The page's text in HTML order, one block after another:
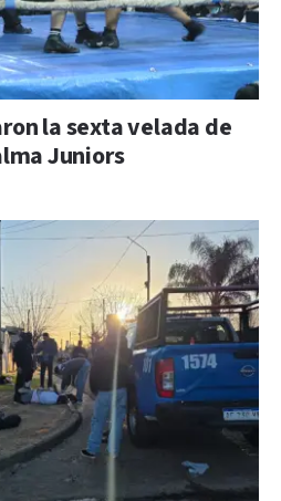
la sexta velada de
Juniors